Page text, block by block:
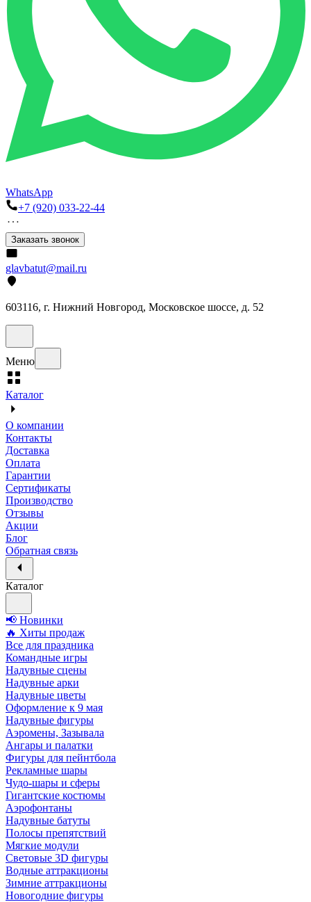
WhatsApp
+7 (920) 033-22-44
Заказать звонок
glavbatut@mail.ru
603116, г. Нижний Новгород, Московское шоссе, д. 52
Меню
Каталог
О компании
Контакты
Доставка
Оплата
Гарантии
Сертификаты
Производство
Отзывы
Акции
Блог
Обратная связь
Каталог
📢 Новинки
🔥 Хиты продаж
Все для праздника
Командные игры
Надувные сцены
Надувные арки
Надувные цветы
Оформление к 9 мая
Надувные фигуры
Аэромены, Зазывала
Ангары и палатки
Фигуры для пейнтбола
Рекламные шары
Чудо-шары и сферы
Гигантские костюмы
Аэрофонтаны
Надувные батуты
Полосы препятствий
Мягкие модули
Световые 3D фигуры
Водные аттракционы
Зимние аттракционы
Новогодние фигуры